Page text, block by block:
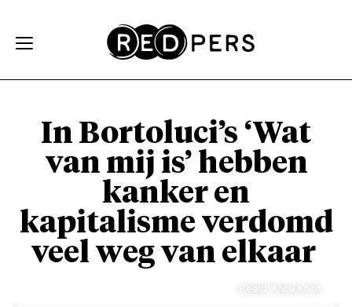
In Bortoluci’s ‘Wat
van mij is’ hebben
kanker en
kapitalisme verdomd
veel weg van elkaar